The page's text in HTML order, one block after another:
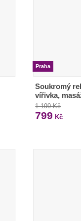
Praha
Soukromý
vířivka,
1 199 Kč
799 Kč